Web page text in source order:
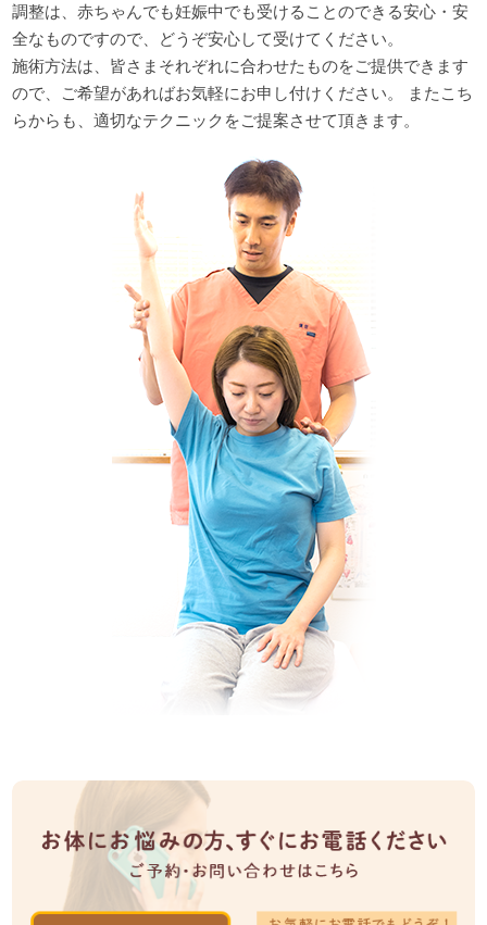
調整は、赤ちゃんでも妊娠中でも受けることのできる安心・安
全なものですので、どうぞ安心して受けてください。
施術方法は、皆さまそれぞれに合わせたものをご提供できます
ので、ご希望があればお気軽にお申し付けください。 またこち
らからも、適切なテクニックをご提案させて頂きます。